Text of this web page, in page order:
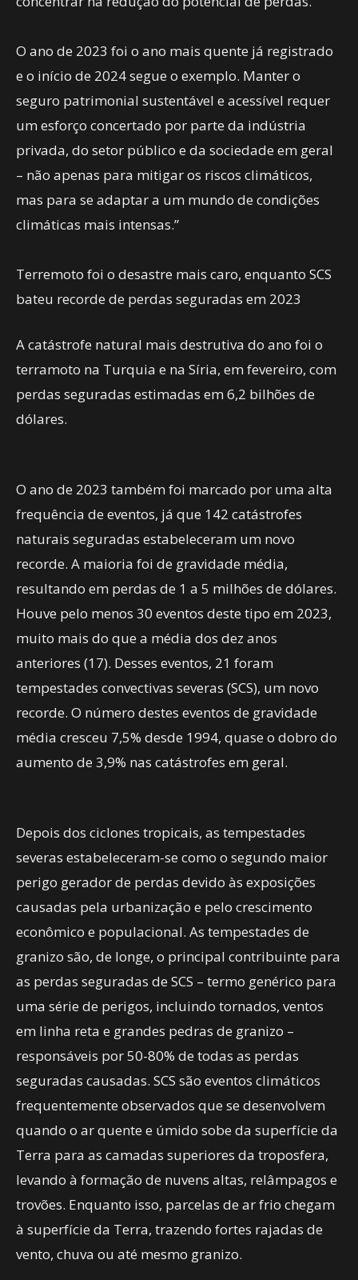
O ano de 2023 foi o ano mais quente já registrado
e o início de 2024 segue o exemplo. Manter o
seguro patrimonial sustentável e acessível requer
um esforço concertado por parte da indústria
privada, do setor público e da sociedade em geral
– não apenas para mitigar os riscos climáticos,
mas para se adaptar a um mundo de condições
climáticas mais intensas.”
Terremoto foi o desastre mais caro, enquanto SCS
bateu recorde de perdas seguradas em 2023
A catástrofe natural mais destrutiva do ano foi o
terramoto na Turquia e na Síria, em fevereiro, com
perdas seguradas estimadas em 6,2 bilhões de
dólares.
O ano de 2023 também foi marcado por uma alta
frequência de eventos, já que 142 catástrofes
naturais seguradas estabeleceram um novo
recorde. A maioria foi de gravidade média,
resultando em perdas de 1 a 5 milhões de dólares.
Houve pelo menos 30 eventos deste tipo em 2023,
muito mais do que a média dos dez anos
anteriores (17). Desses eventos, 21 foram
tempestades convectivas severas (SCS), um novo
recorde. O número destes eventos de gravidade
média cresceu 7,5% desde 1994, quase o dobro do
aumento de 3,9% nas catástrofes em geral.
Depois dos ciclones tropicais, as tempestades
severas estabeleceram-se como o segundo maior
perigo gerador de perdas devido às exposições
causadas pela urbanização e pelo crescimento
econômico e populacional. As tempestades de
granizo são, de longe, o principal contribuinte para
as perdas seguradas de SCS – termo genérico para
uma série de perigos, incluindo tornados, ventos
em linha reta e grandes pedras de granizo –
responsáveis por 50-80% de todas as perdas
seguradas causadas. SCS são eventos climáticos
frequentemente observados que se desenvolvem
quando o ar quente e úmido sobe da superfície da
Terra para as camadas superiores da troposfera,
levando à formação de nuvens altas, relâmpagos e
trovões. Enquanto isso, parcelas de ar frio chegam
à superfície da Terra, trazendo fortes rajadas de
vento, chuva ou até mesmo granizo.